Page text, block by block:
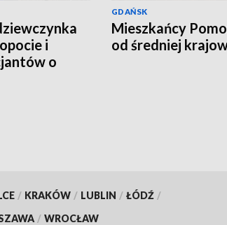
i
o
GDAŃSK
Mieszkańcy
od średniej
/ KRAKÓW / LUBLIN / ŁÓDŹ /
/ WROCŁAW